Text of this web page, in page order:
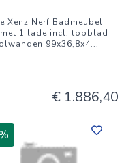
Xenz Nerf Badmeubel
1 lade incl. topblad
99x36,8x4...
€ 1.886,40